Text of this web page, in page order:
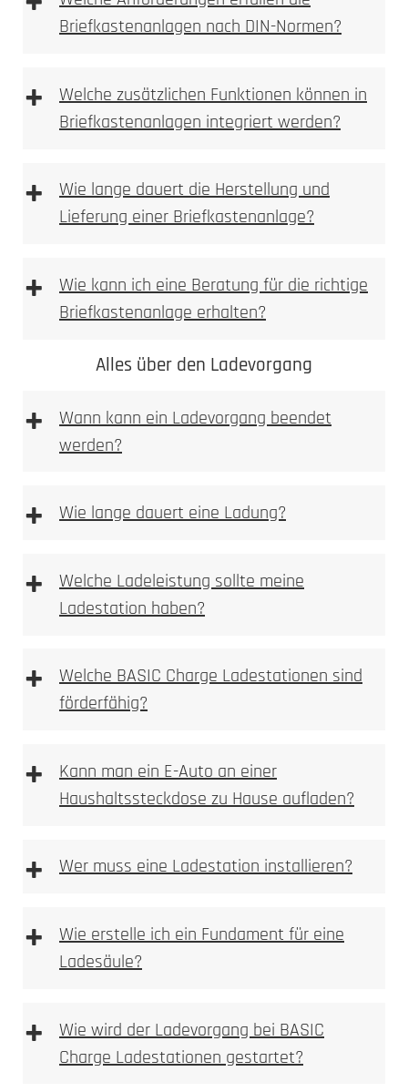
Benutzeroberfläche für die Fernsteuerung der
Anlage.
verschiedenen Orten aus.
Smart-Home-Integration: Steuern Sie die
Briefkastenanlagen nach DIN-Normen?
+
Welche zusätzlichen Funktionen können in
Briefkastenanlagen integriert werden?
+
Wie lange dauert die Herstellung und
Lieferung einer Briefkastenanlage?
+
Wie kann ich eine Beratung für die richtige
Briefkastenanlage erhalten?
Alles über den Ladevorgang
+
Wann kann ein Ladevorgang beendet
werden?
+ Wie lange dauert eine Ladung?
+
Welche Ladeleistung sollte meine
Ladestation haben?
+
Welche BASIC Charge Ladestationen sind
förderfähig?
+
Kann man ein E-Auto an einer
Haushaltssteckdose zu Hause aufladen?
+ Wer muss eine Ladestation installieren?
+
Wie erstelle ich ein Fundament für eine
Ladesäule?
+
Wie wird der Ladevorgang bei BASIC
Charge Ladestationen gestartet?